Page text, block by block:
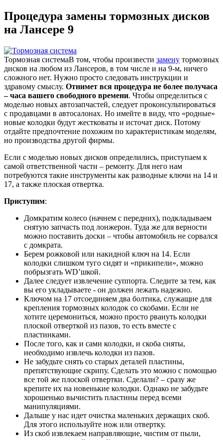
Процедура замены тормозных дисков
на Лансере 9
Тормозная системаВ том, чтобы произвести замену тормозных
дисков на любом из Лансеров, в том числе и на 9-м, ничего
сложного нет. Нужно просто следовать инструкции и
здравому смыслу. Отнимет вся процедура не более получаса
– часа вашего свободного времени. Чтобы определиться с
моделью новых автозапчастей, следует проконсультироваться
с продавцами в автосалонах. Но имейте в виду, что «родные»
новые колодки будут жестковаты и источат диск. Потому
отдайте предпочтение похожим по характеристикам моделям,
но производства другой фирмы.
Если с моделью новых дисков определились, приступаем к
самой ответственной части – ремонту. Для него нам
потребуются такие инструменты как разводные ключи на 14 и
17, а также плоская отвертка.
Приступим:
Домкратим колесо (начнем с передних), подкладываем
снятую запчасть под лонжерон. Туда же для верности
можно поставить доски – чтобы автомобиль не сорвался
с домкрата.
Берем рожковой или накидной ключ на 14. Если
колодки слишком туго сидят и «прикипели», можно
побрызгать WD’шкой.
Далее следует извлечение суппорта. Следите за тем, как
вы его укладываете - он должен лежать надежно.
Ключом на 17 отсоединяем два болтика, служащие для
крепления тормозных колодок со скобами. Если не
хотите церемониться, можно просто рвануть колодки
плоской отверткой из пазов, то есть вместе с
пластинками.
После того, как и сами колодки, и скоба сняты,
необходимо извлечь колодки из пазов.
Не забудьте снять со старых деталей пластины,
препятствующие скрипу. Сделать это можно с помощью
все той же плоской отвертки. Сделали? – сразу же
крепите их на новенькие колодки. Однако не забудьте
хорошенько вычистить пластины перед всеми
манипуляциями.
Дальше у нас идет очистка маленьких держащих скоб.
Для этого используйте нож или отвертку.
Из скоб извлекаем направляющие, чистим от пыли,